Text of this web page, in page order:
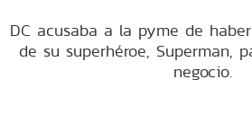
DC acusaba a la pyme de
de su superhéroe, Superman,
negocio.